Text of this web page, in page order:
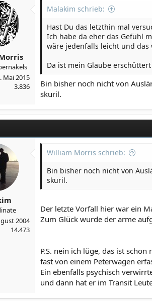
n
n
:
Mai 2015
3.836
Malakim schrieb:
Hast Du das letzthin mal
Ich habe da eher das Gefühl
wäre jedenfalls leicht und
Da ist mein Glaube
Bin bisher noch nicht von
skuril.
2004
14.473
William Morris schrieb:
Bin bisher noch nicht von
skuril.
Der letzte Vorfall hier war ein
Zum Glück wurde der arme
P.S. nein ich lüge, das ist
fast von einem Peterwagen
Ein ebenfalls psychisch
und dann hat er im Transit